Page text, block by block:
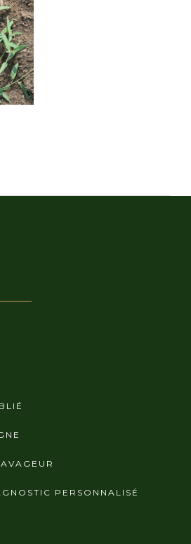
PERSONNALISÉ